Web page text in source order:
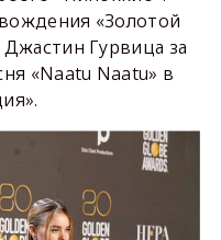
«Золотой
Гурвица за
«Naatu Naatu» в